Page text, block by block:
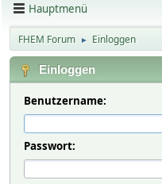
Hauptmenü
FHEM Forum ► Einloggen
Einloggen
Benutzername:
Passwort: